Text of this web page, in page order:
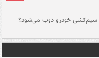
سیم‌کشی خودرو ذوب می‌شود؟